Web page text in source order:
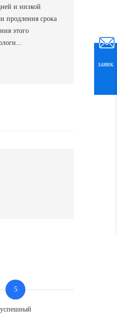
и низкой
продления срока
этого
5
успешный
заявк